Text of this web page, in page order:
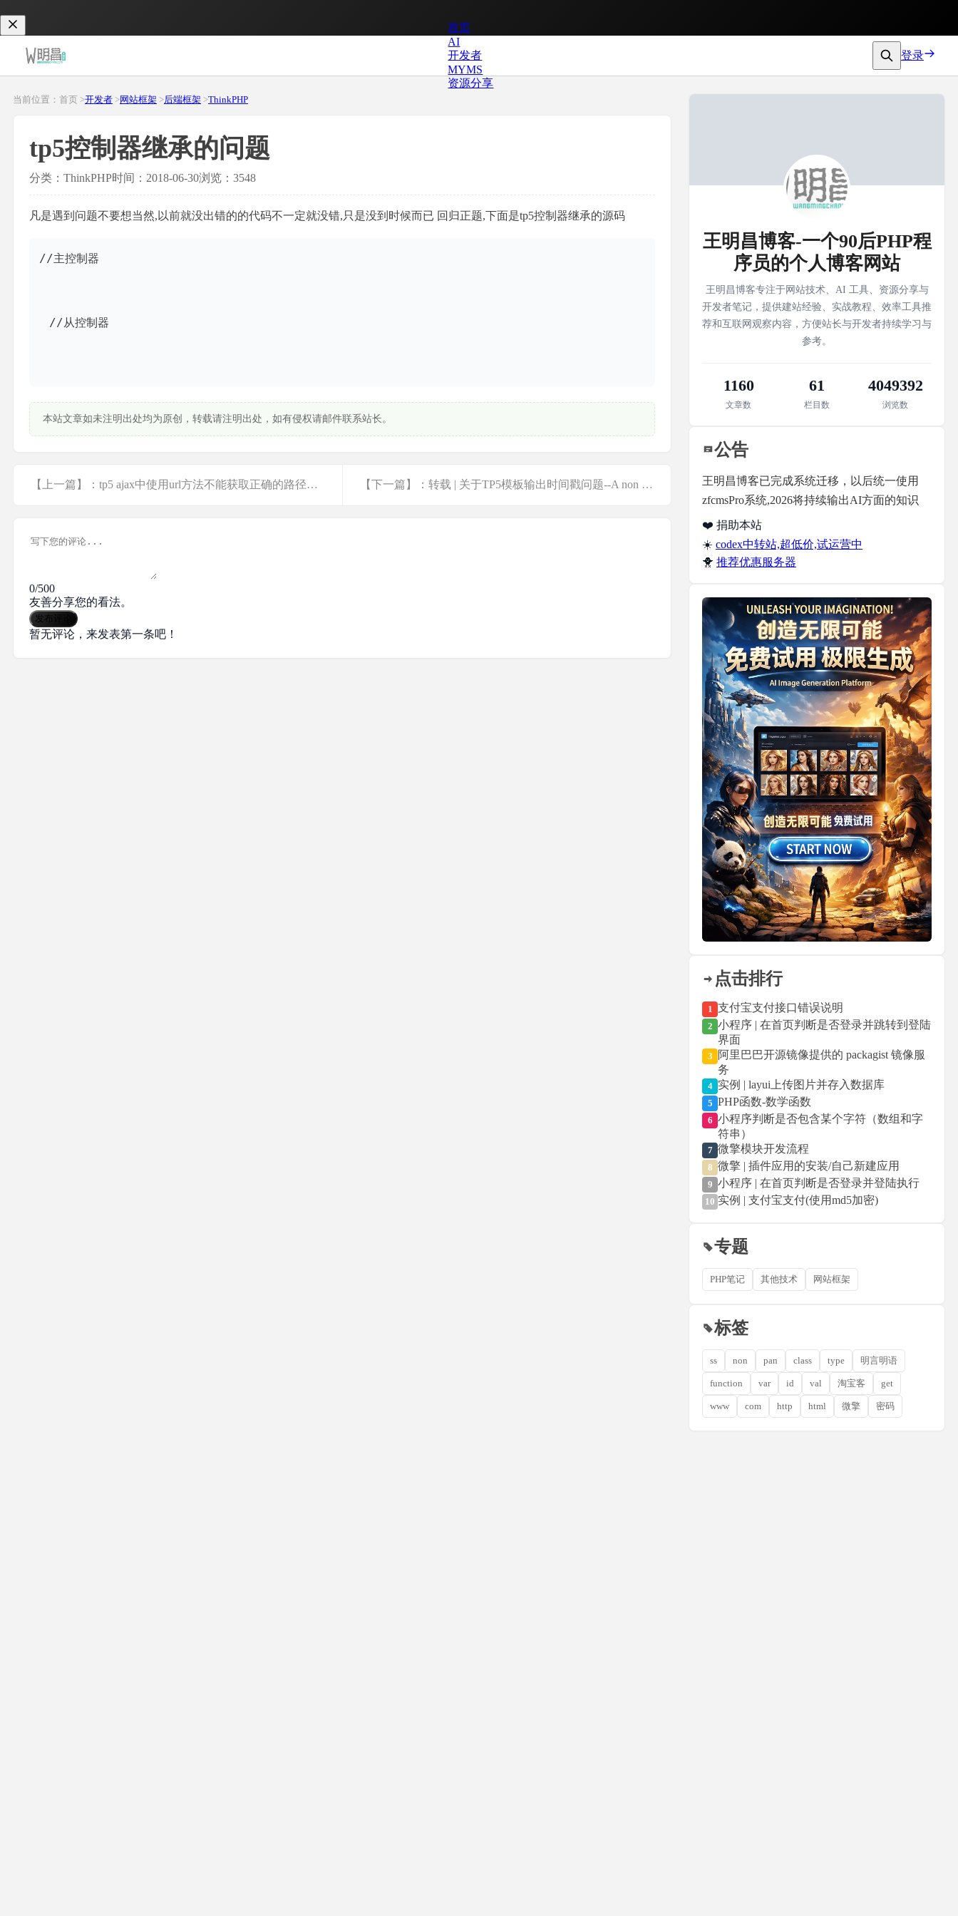
首页
AI
开发者
MYMS
资源分享
登录
当前位置：首页 >开发者 >网站框架 >后端框架 >ThinkPHP
tp5控制器继承的问题
分类：ThinkPHP时间：2018-06-30浏览：3548
凡是遇到问题不要想当然,以前就没出错的的代码不一定就没错,只是没到时候而已 回归正题,下面是tp5控制器继承的源码
本站文章如未注明出处均为原创，转载请注明出处，如有侵权请邮件联系站长。
【上一篇】：tp5 ajax中使用url方法不能获取正确的路径问题 【下一篇】：转载 | 关于TP5模板输出时间戳问题--A non well formed... <a href="javascript:;" class="f-yellow">显示全部</a>
0/500
友善分享您的看法。
发布评论
暂无评论，来发表第一条吧！
王明昌博客-一个90后PHP程
序员的个人博客网站
王明昌博客专注于网站技术、AI 工具、资源分享与
开发者笔记，提供建站经验、实战教程、效率工具推
荐和互联网观察内容，方便站长与开发者持续学习与
参考。
1160
文章数
61
栏目数
4049392
浏览数
公告
王明昌博客已完成系统迁移，以后统一使用
zfcmsPro系统,2026将持续输出AI方面的知识
❤️ 捐助本站
☀️ codex中转站,超低价,试运营中
🐥 推荐优惠服务器
点击排行
1 支付宝支付接口错误说明
2 小程序 | 在首页判断是否登录并跳转到登陆
界面
3
阿里巴巴开源镜像提供的 packagist 镜像服
务
4 实例 | layui上传图片并存入数据库
5 PHP函数-数学函数
6 小程序判断是否包含某个字符（数组和字
符串）
7 微擎模块开发流程
8 微擎 | 插件应用的安装/自己新建应用
9 小程序 | 在首页判断是否登录并登陆执行
10 实例 | 支付宝支付(使用md5加密)
专题
PHP笔记 其他技术 网站框架
标签
ss non pan class type 明言明语
function var id val 淘宝客 get
www com http html 微擎 密码